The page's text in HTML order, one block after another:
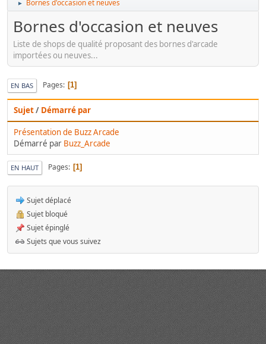
► Bornes d'occasion et neuves
Bornes d'occasion et neuves
Liste de shops de qualité proposant des bornes d'arcade
importées ou neuves...
EN BAS Pages 1
Sujet/ Démarré par
Présentation de Buzz Arcade
Démarré par Buzz_Arcade
EN HAUT Pages 1
Sujet déplacé
Sujet bloqué
Sujet épinglé
Sujets que vous suivez